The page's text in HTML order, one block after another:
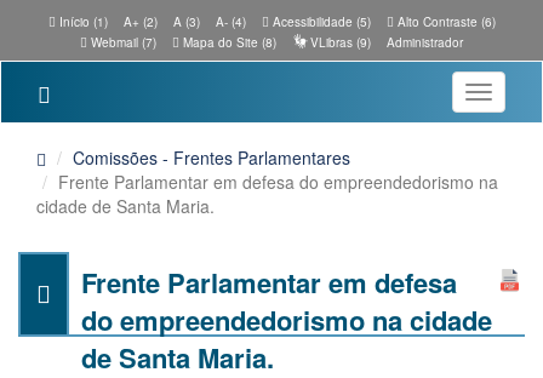
Início (1) A+ (2) A (3) A- (4) Acessibilidade (5)
Alto Contraste (6)
Webmail (7)
Mapa do Site (8) VLibras (9) Administrador
Toggle
Comissões - Frentes Parlamentares
Frente Parlamentar em defesa do empreendedorismo na
cidade de Santa Maria.
Frente Parlamentar em defesa
do empreendedorismo na cidade
de Santa Maria.